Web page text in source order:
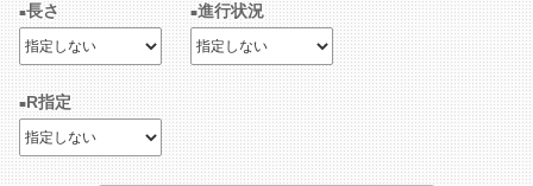
長さ 進行状況
R指定